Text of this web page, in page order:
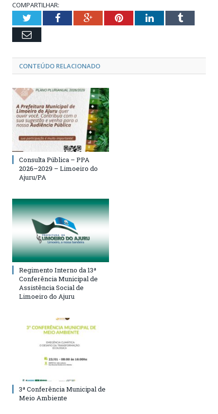
COMPARTILHAR:
TwitterFacebookGoogle+PinterestLinkedInTumblr
Email
CONTEÚDO RELACIONADO
Consulta Pública – PPA
2026–2029 – Limoeiro do
Ajuru/PA
Regimento Interno da 13ª
Conferência Municipal de
Assistência Social de
Limoeiro do Ajuru
3ª Conferência Municipal de
Meio Ambiente